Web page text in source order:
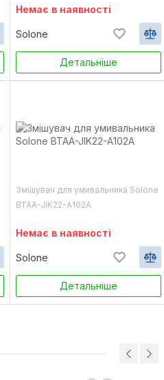
Немає в наявності
Solone
Детальніше
Змішувач для умивальника Solone
BTAA-JIK22-A102A
Немає в наявності
Solone
Детальніше